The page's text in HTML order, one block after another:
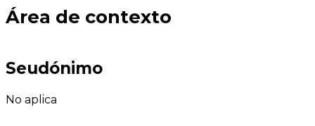
Área de contexto
Seudónimo
No aplica